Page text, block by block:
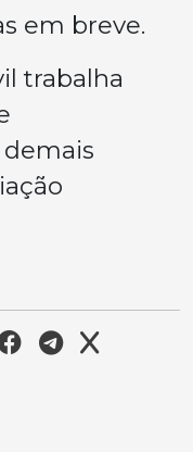
em breve.
trabalha